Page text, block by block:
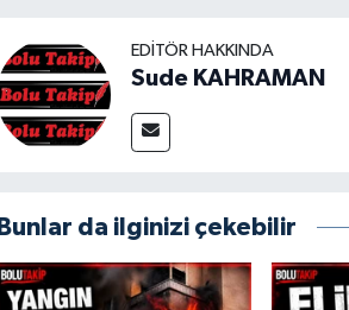
EDITÖR HAKKINDA
Sude KAHRAMAN
Bunlar da ilginizi çekebilir